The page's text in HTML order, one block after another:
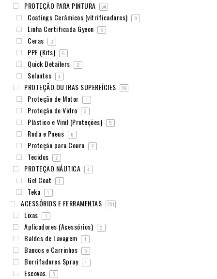
PROTEÇÃO PARA PINTURA 54
Coatings Cerâmicos (vitrificadores) 9
Linha Certificada Gyeon 6
Ceras 3
PPF (Kits) 6
Quick Detailers 2
Selantes 4
PROTEÇÃO OUTRAS SUPERFÍCIES 39
Proteção de Motor 1
Proteção de Vidro 3
Plástico e Vinil (Proteções) 5
Roda e Pneus 6
Proteção para Couro 2
Tecidos 2
PROTEÇÃO NÁUTICA 4
Gel Coat 1
Teka 1
ACESSÓRIOS E FERRAMENTAS 251
Lixas 1
Aplicadores (Acessórios) 2
Baldes de Lavagem 1
Bancos e Carrinhos 5
Borrifadores Spray 1
Escovas 3